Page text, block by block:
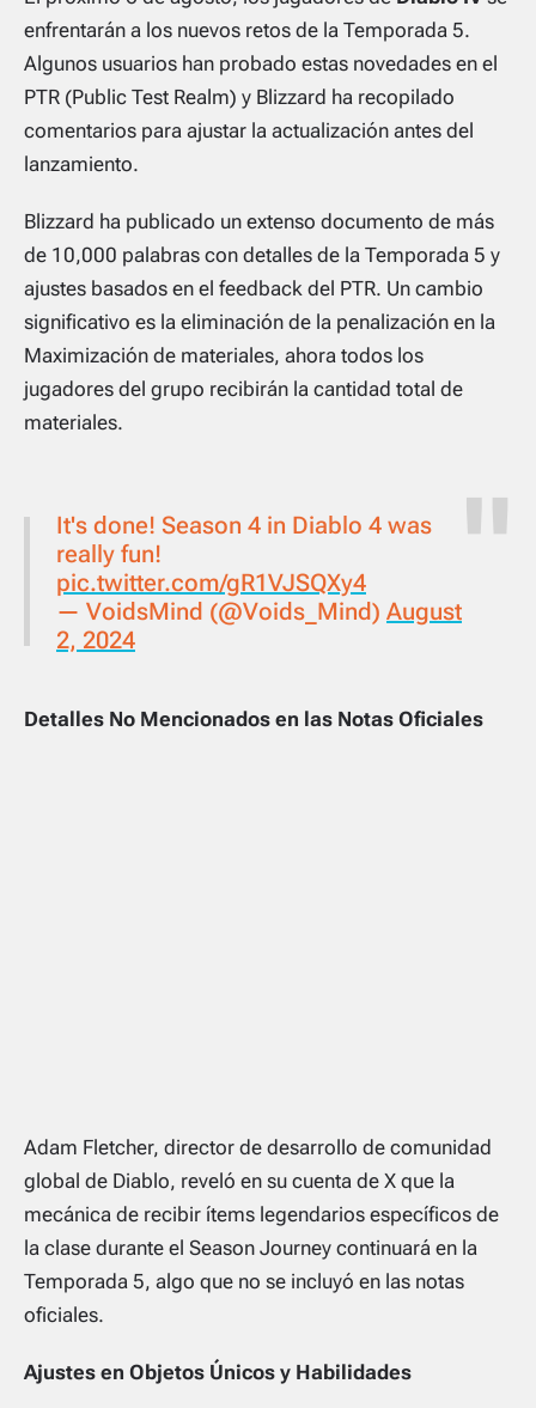
enfrentarán a los nuevos retos de la Temporada 5.
Algunos usuarios han probado estas novedades en el
PTR (Public Test Realm) y Blizzard ha recopilado
comentarios para ajustar la actualización antes del
lanzamiento.
Blizzard ha publicado un extenso documento de más
de 10,000 palabras con detalles de la Temporada 5 y
ajustes basados en el feedback del PTR. Un cambio
significativo es la eliminación de la penalización en la
Maximización de materiales, ahora todos los
jugadores del grupo recibirán la cantidad total de
materiales.
It's done! Season 4 in Diablo 4 was
really fun!
pic.twitter.com/gR1VJSQXy4
— VoidsMind (@Voids_Mind) August
2, 2024
Detalles No Mencionados en las Notas Oficiales
Adam Fletcher, director de desarrollo de comunidad
global de Diablo, reveló en su cuenta de X que la
mecánica de recibir ítems legendarios específicos de
la clase durante el Season Journey continuará en la
Temporada 5, algo que no se incluyó en las notas
oficiales.
Ajustes en Objetos Únicos y Habilidades